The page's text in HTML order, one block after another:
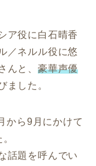
ア役に白石晴香
／ネルル役に悠
んと、 豪華声優
ました。
から9月にかけて
話題を呼んでい